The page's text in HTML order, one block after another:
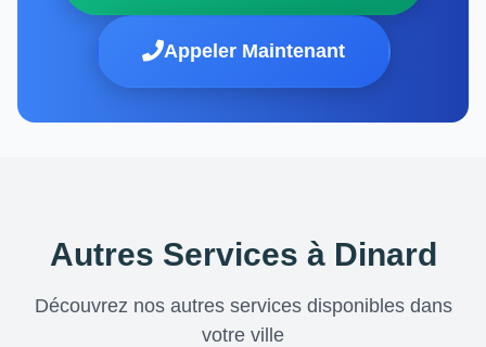
Appeler Maintenant
Autres Services à Dinard
Découvrez nos autres services disponibles dans
votre ville